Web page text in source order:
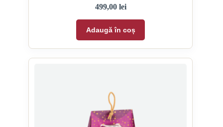
499,00 lei
Adaugă în coș